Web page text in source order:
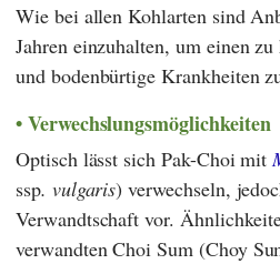
Wie bei allen Kohlarten sind
Jahren einzuhalten, um einen
und bodenbürtige Krankheiten
Verwechslungsmöglichkeiten
Optisch lässt sich Pak-Choi mit
ssp. vulgaris) verwechseln,
Verwandtschaft vor.
verwandten Choi Sum (Choy